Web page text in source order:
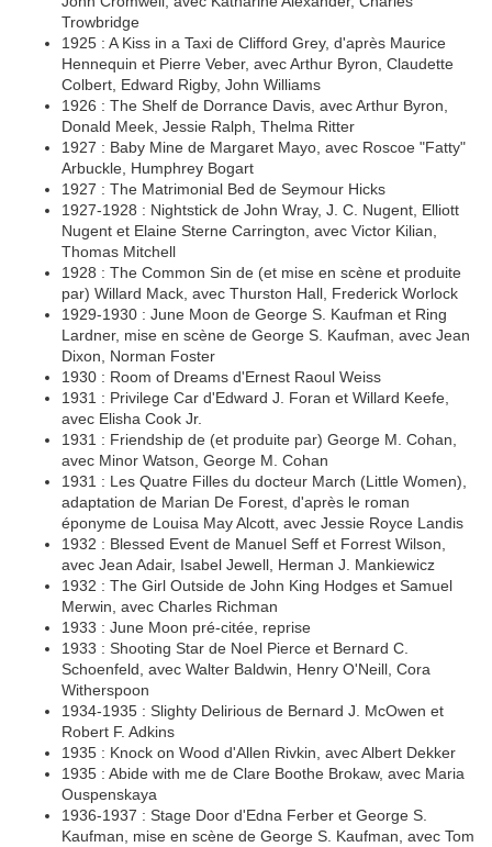
Trowbridge
1925 : A Kiss in a Taxi de Clifford Grey, d'après Maurice
Hennequin et Pierre Veber, avec Arthur Byron, Claudette
Colbert, Edward Rigby, John Williams
1926 : The Shelf de Dorrance Davis, avec Arthur Byron,
Donald Meek, Jessie Ralph, Thelma Ritter
1927 : Baby Mine de Margaret Mayo, avec Roscoe "Fatty"
Arbuckle, Humphrey Bogart
1927 : The Matrimonial Bed de Seymour Hicks
1927-1928 : Nightstick de John Wray, J. C. Nugent, Elliott
Nugent et Elaine Sterne Carrington, avec Victor Kilian,
Thomas Mitchell
1928 : The Common Sin de (et mise en scène et produite
par) Willard Mack, avec Thurston Hall, Frederick Worlock
1929-1930 : June Moon de George S. Kaufman et Ring
Lardner, mise en scène de George S. Kaufman, avec Jean
Dixon, Norman Foster
1930 : Room of Dreams d'Ernest Raoul Weiss
1931 : Privilege Car d'Edward J. Foran et Willard Keefe,
avec Elisha Cook Jr.
1931 : Friendship de (et produite par) George M. Cohan,
avec Minor Watson, George M. Cohan
1931 : Les Quatre Filles du docteur March (Little Women),
adaptation de Marian De Forest, d'après le roman
éponyme de Louisa May Alcott, avec Jessie Royce Landis
1932 : Blessed Event de Manuel Seff et Forrest Wilson,
avec Jean Adair, Isabel Jewell, Herman J. Mankiewicz
1932 : The Girl Outside de John King Hodges et Samuel
Merwin, avec Charles Richman
1933 : June Moon pré-citée, reprise
1933 : Shooting Star de Noel Pierce et Bernard C.
Schoenfeld, avec Walter Baldwin, Henry O'Neill, Cora
Witherspoon
1934-1935 : Slighty Delirious de Bernard J. McOwen et
Robert F. Adkins
1935 : Knock on Wood d'Allen Rivkin, avec Albert Dekker
1935 : Abide with me de Clare Boothe Brokaw, avec Maria
Ouspenskaya
1936-1937 : Stage Door d'Edna Ferber et George S.
Kaufman, mise en scène de George S. Kaufman, avec Tom